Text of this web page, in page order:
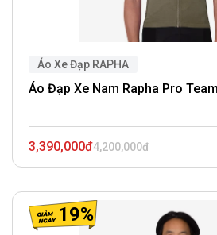
Áo Xe Đạp RAPHA
Áo Đạp Xe Nam Rapha Pro
3,390,000đ4,200,000đ
19%